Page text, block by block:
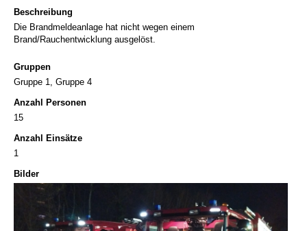
Beschreibung
Die Brandmeldeanlage hat nicht wegen einem
Brand/Rauchentwicklung ausgelöst.
Gruppen
Gruppe 1, Gruppe 4
Anzahl Personen
15
Anzahl Einsätze
1
Bilder